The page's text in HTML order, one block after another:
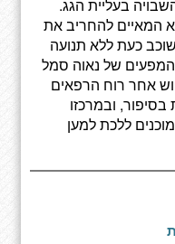
בעליית הגג.
המאיים להחריב את
כעת ללא תנועה
של נאוה סמל
אחר רוח הרפאים
ובמרכזו
ללכת למען